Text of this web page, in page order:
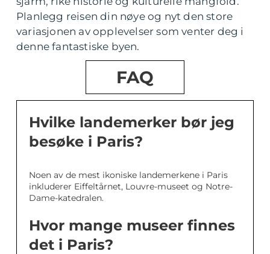
Planlegg reisen din nøye og nyt den store
variasjonen av opplevelser som venter deg i
denne fantastiske byen.
FAQ
Hvilke landemerker bør jeg
besøke i Paris?
Noen av de mest ikoniske landemerkene i Paris
inkluderer Eiffeltårnet, Louvre-museet og Notre-
Dame-katedralen.
Hvor mange museer finnes
det i Paris?